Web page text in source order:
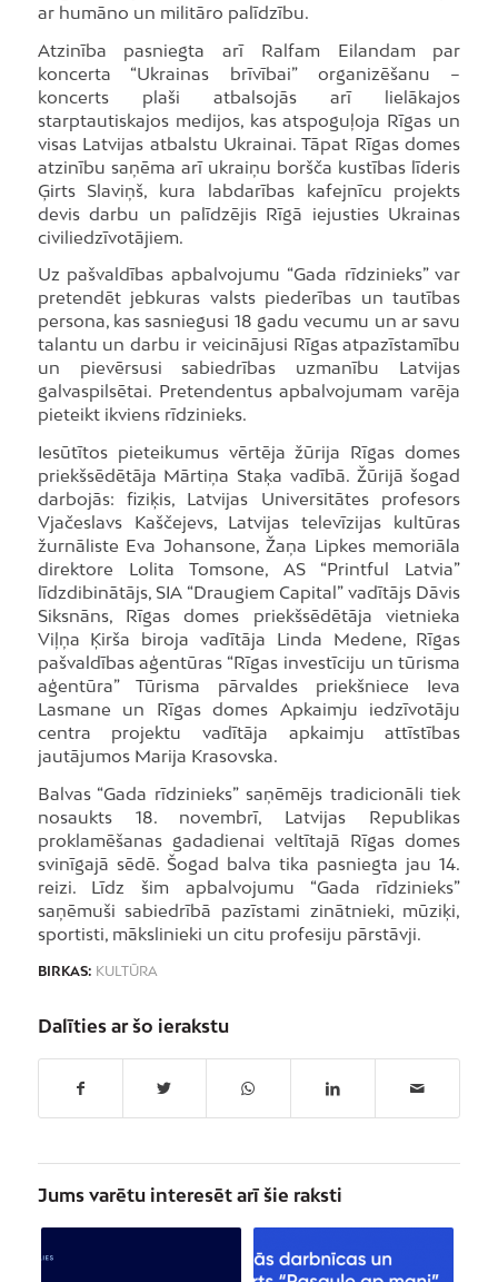
ar humāno un militāro palīdzību.
Atzinība pasniegta arī Ralfam Eilandam par
koncerta “Ukrainas brīvībai” organizēšanu –
koncerts plaši atbalsojās arī lielākajos
starptautiskajos medijos, kas atspoguļoja Rīgas un
visas Latvijas atbalstu Ukrainai. Tāpat Rīgas domes
atzinību saņēma arī ukraiņu boršča kustības līderis
Ģirts Slaviņš, kura labdarības kafejnīcu projekts
devis darbu un palīdzējis Rīgā iejusties Ukrainas
civiliedzīvotājiem.
Uz pašvaldības apbalvojumu “Gada rīdzinieks” var
pretendēt jebkuras valsts piederības un tautības
persona, kas sasniegusi 18 gadu vecumu un ar savu
talantu un darbu ir veicinājusi Rīgas atpazīstamību
un pievērsusi sabiedrības uzmanību Latvijas
galvaspilsētai. Pretendentus apbalvojumam varēja
pieteikt ikviens rīdzinieks.
Iesūtītos pieteikumus vērtēja žūrija Rīgas domes
priekšsēdētāja Mārtiņa Staķa vadībā. Žūrijā šogad
darbojās: fiziķis, Latvijas Universitātes profesors
Vjačeslavs Kaščejevs, Latvijas televīzijas kultūras
žurnāliste Eva Johansone, Žaņa Lipkes memoriāla
direktore Lolita Tomsone, AS “Printful Latvia”
līdzdibinātājs, SIA “Draugiem Capital” vadītājs Dāvis
Siksnāns, Rīgas domes priekšsēdētāja vietnieka
Viļņa Ķirša biroja vadītāja Linda Medene, Rīgas
pašvaldības aģentūras “Rīgas investīciju un tūrisma
aģentūra” Tūrisma pārvaldes priekšniece Ieva
Lasmane un Rīgas domes Apkaimju iedzīvotāju
centra projektu vadītāja apkaimju attīstības
jautājumos Marija Krasovska.
Balvas “Gada rīdzinieks” saņēmējs tradicionāli tiek
nosaukts 18. novembrī, Latvijas Republikas
proklamēšanas gadadienai veltītajā Rīgas domes
svinīgajā sēdē. Šogad balva tika pasniegta jau 14.
reizi. Līdz šim apbalvojumu “Gada rīdzinieks”
saņēmuši sabiedrībā pazīstami zinātnieki, mūziķi,
sportisti, mākslinieki un citu profesiju pārstāvji.
BIRKAS: KULTŪRA
Dalīties ar šo ierakstu
Jums varētu interesēt arī šie raksti